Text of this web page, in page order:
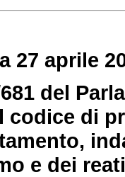
27 aprile
del
di
e dei